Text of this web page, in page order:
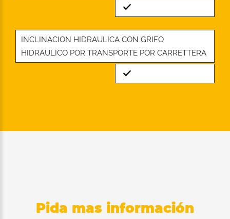
Standard
INCLINACION HIDRAULICA CON GRIFO
HIDRAULICO POR TRANSPORTE POR CARRETTERA
Standard
Pida mas información